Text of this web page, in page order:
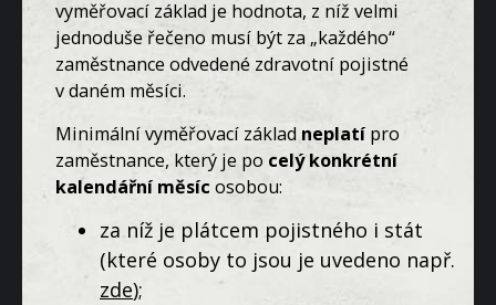
vyměřovací základ je hodnota, z níž velmi
jednoduše řečeno musí být za „každého“
zaměstnance odvedené zdravotní pojistné
v daném měsíci.
Minimální vyměřovací základ neplatípro
zaměstnance, který je po celý konkrétní
kalendářní měsíc osobou:
za níž je plátcem pojistného i stát
(které osoby to jsou je uvedeno např.
zde);